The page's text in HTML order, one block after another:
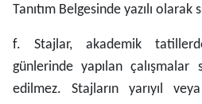
Tanıtım Belgesinde yazılı olarak
f. Stajlar, akademik
günlerinde yapılan
edilmez. Stajların yarıyıl